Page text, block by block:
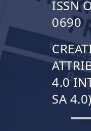
ISSN
0690
4.0
SA 4.0)